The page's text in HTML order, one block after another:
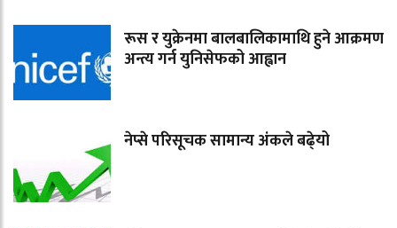
रूस र युक्रेनमा बालबालिकामाथि हुने आक्रमण
अन्त्य गर्न युनिसेफको आह्वान
नेप्से परिसूचक सामान्य अंकले बढे्यो